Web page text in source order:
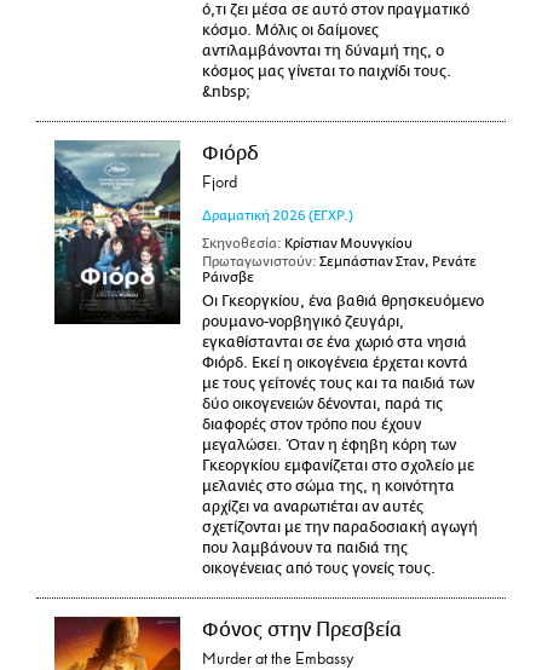
ό,τι ζει μέσα σε αυτό στον πραγματικό
κόσμο. Μόλις οι δαίμονες
αντιλαμβάνονται τη δύναμή της, ο
κόσμος μας γίνεται το παιχνίδι τους.
&nbsp;
Φιόρδ
Fjord
Δραματική 2026 (ΕΓΧΡ.)
Σκηνοθεσία: Κρίστιαν Μουνγκίου
Πρωταγωνιστούν: Σεμπάστιαν Σταν, Ρενάτε
Ράινσβε
Οι Γκεοργκίου, ένα βαθιά θρησκευόμενο
ρουμανο-νορβηγικό ζευγάρι,
εγκαθίστανται σε ένα χωριό στα νησιά
Φιόρδ. Εκεί η οικογένεια έρχεται κοντά
με τους γείτονές τους και τα παιδιά των
δύο οικογενειών δένονται, παρά τις
διαφορές στον τρόπο που έχουν
μεγαλώσει. Όταν η έφηβη κόρη των
Γκεοργκίου εμφανίζεται στο σχολείο με
μελανιές στο σώμα της, η κοινότητα
αρχίζει να αναρωτιέται αν αυτές
σχετίζονται με την παραδοσιακή αγωγή
που λαμβάνουν τα παιδιά της
οικογένειας από τους γονείς τους.
Φόνος στην Πρεσβεία
Murder at the Embassy